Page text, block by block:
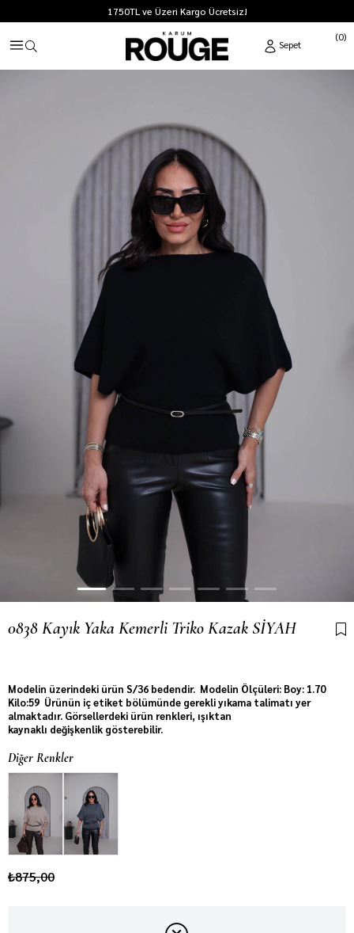
1750TL ve Üzeri Kargo Ücretsiz!
0
0838 Kayık Yaka Kemerli Triko Kazak SİYAH
Modelin üzerindeki ürün S/36 bedendir. Modelin Ölçüleri: Boy: 1.70
Kilo:59 Ürünün iç etiket bölümünde gerekli yıkama talimatı yer
almaktadır. Görsellerdeki ürün renkleri, ışıktan
kaynaklı değişkenlik gösterebilir.
Diğer Renkler
₺875,00